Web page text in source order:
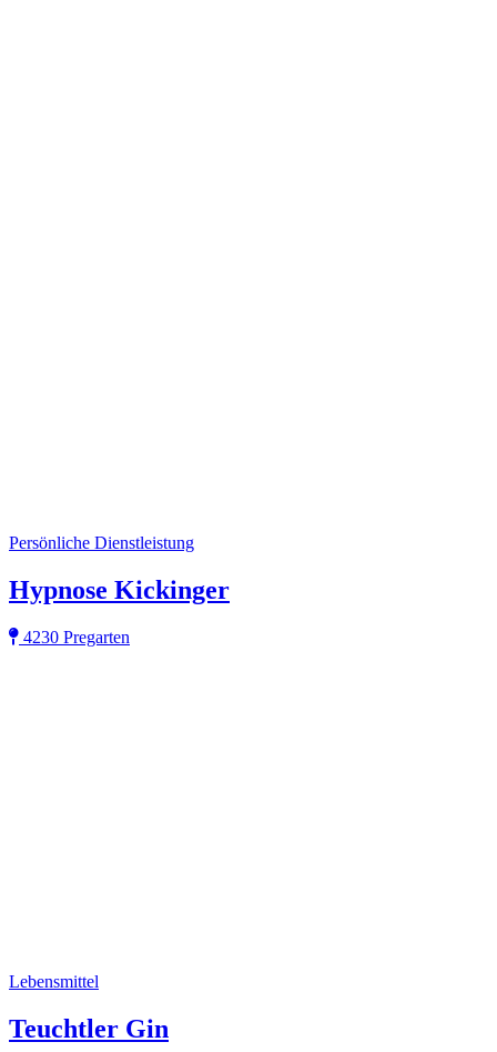
Persönliche Dienstleistung
Hypnose Kickinger
4230 Pregarten
Lebensmittel
Teuchtler Gin